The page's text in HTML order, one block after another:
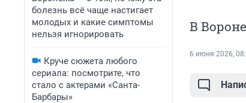
болезнь всё чаще настигает
молодых и какие симптомы
нельзя игнорировать
Круче сюжета любого
сериала: посмотрите, что
стало с актерами «Санта-
Барбары»
В
6 июня 2026,